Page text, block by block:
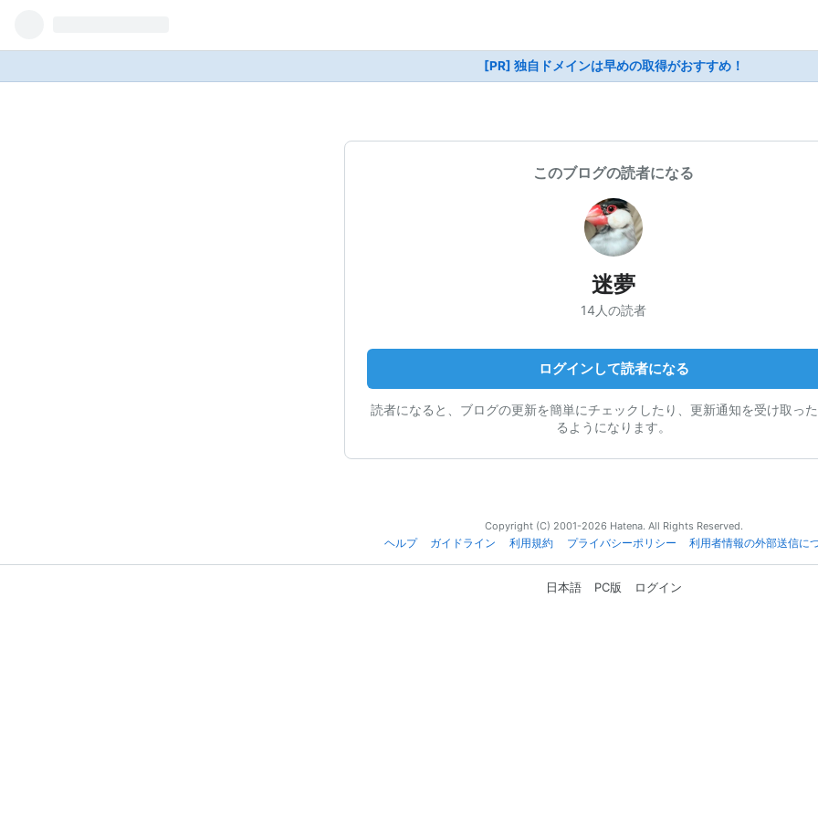
[PR] 独自ドメインは早めの取得がおすすめ！
このブログの読者になる
迷夢
14人の読者
ログインして読者になる
読者になると、ブログの更新を簡単にチェックしたり、更新通知を受け取っ
るようになります。
Copyright (C) 2001-2026 Hatena. All Rights Reserved.
ヘルプ
ガイドライン 利用規約 プライバシーポリシー 利用者情報の外部送信に
日本語 PC版 ログイン